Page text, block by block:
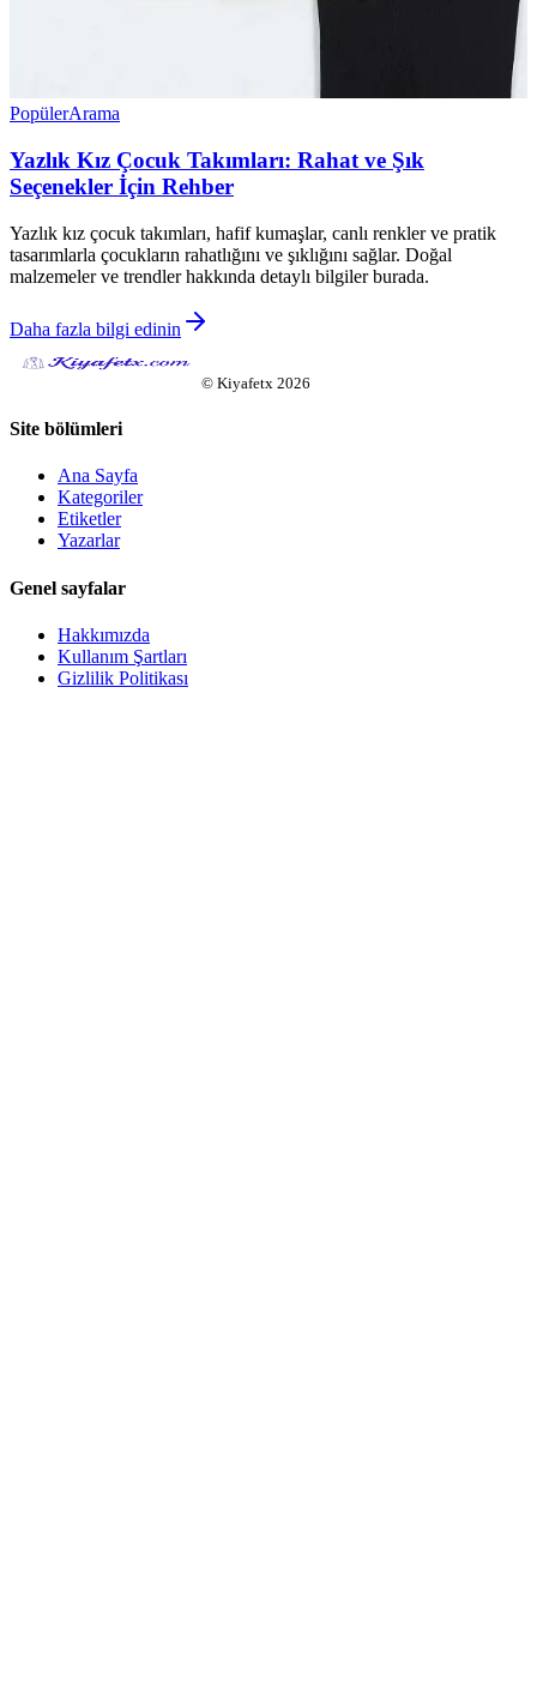
PopülerArama
Yazlık Kız Çocuk Takımları: Rahat ve Şık
Seçenekler İçin Rehber
Yazlık kız çocuk takımları, hafif kumaşlar, canlı renkler ve pratik
tasarımlarla çocukların rahatlığını ve şıklığını sağlar. Doğal
malzemeler ve trendler hakkında detaylı bilgiler burada.
Daha fazla bilgi edinin
© Kiyafetx 2026
Site bölümleri
Ana Sayfa
Kategoriler
Etiketler
Yazarlar
Genel sayfalar
Hakkımızda
Kullanım Şartları
Gizlilik Politikası